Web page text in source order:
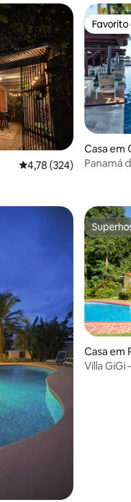
Classificação média de
4,78 (324)
Favorito
Favorito
Casa em
Panamá
Casa em
Villa GiGi